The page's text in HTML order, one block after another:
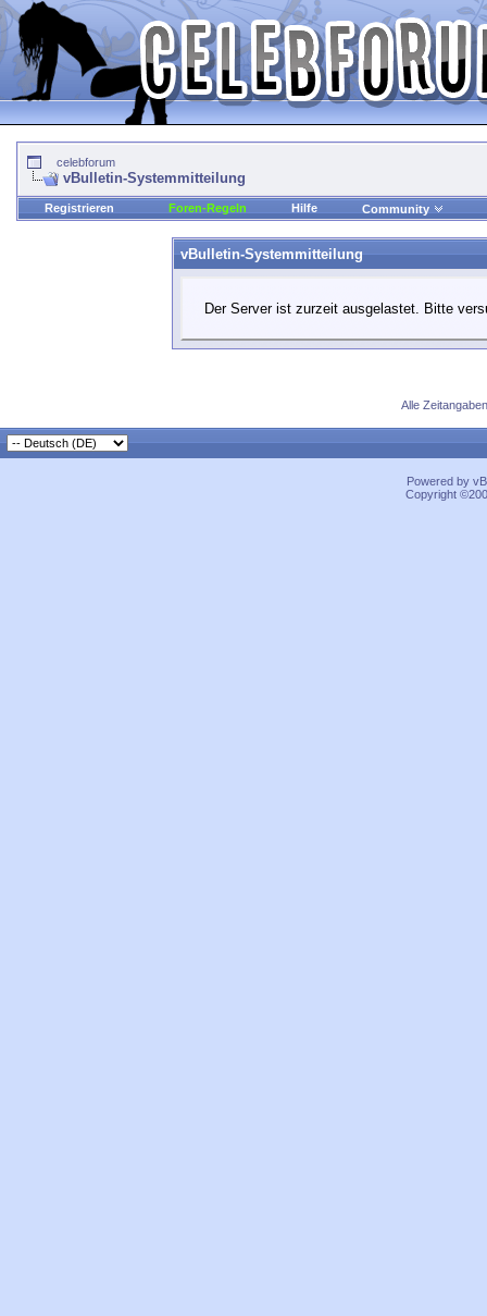
celebforum
vBulletin-Systemmitteilung
Registrieren Foren-Regeln Hilfe Community
vBulletin-Systemmitteilung
Der Server ist zurzeit ausgelastet. Bitte
Alle
Powered by
Copyright